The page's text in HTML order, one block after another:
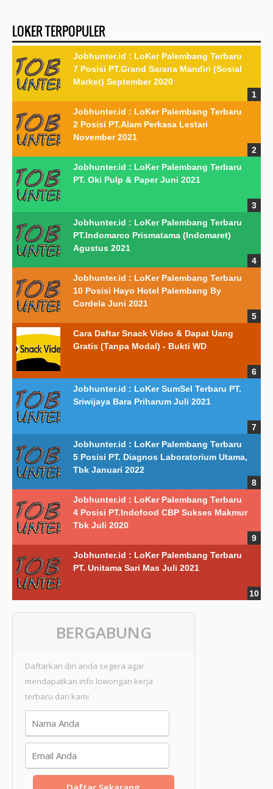
LOKER TERPOPULER
Jobhunter.id : LoKer Palembang Terbaru
7 Posisi PT.Grand Sarana Mandiri (Sosial
Market) September 2020
Jobhunter.id : LoKer Palembang Terbaru
2 Posisi PT.Alam Perkasa Lestari
November 2021
Jobhunter.id : LoKer Palembang Terbaru
PT. Oki Pulp & Paper Juni 2021
Jobhunter.id : LoKer Palembang Terbaru
PT.Indomarco Prismatama (Indomaret)
Agustus 2021
Jobhunter.id : LoKer Palembang Terbaru
10 Posisi Hayo Hotel Palembang By
Cordela Juni 2021
Cara Daftar Snack Video & Dapat Uang
Gratis (Tanpa Modal) - Bukti WD
Jobhunter.id : LoKer SumSel Terbaru PT.
Sriwijaya Bara Priharum Juli 2021
Jobhunter.id : LoKer Palembang Terbaru
5 Posisi PT. Diagnos Laboratorium Utama,
Tbk Januari 2022
Jobhunter.id : LoKer Palembang Terbaru
4 Posisi PT.Indofood CBP Sukses Makmur
Tbk Juli 2020
Jobhunter.id : LoKer Palembang Terbaru
PT. Unitama Sari Mas Juli 2021
BERGABUNG
Daftarkan diri anda segera agar
mendapatkan info lowongan kerja
terbaru dari kami